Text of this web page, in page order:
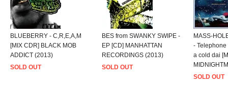
BLUEBERRY - C,R,E,A,M
[MIX CDR] BLACK MOB
ADDICT (2013)
SOLD OUT
BES from SWANKY SWIPE -
EP [CD] MANHATTAN
RECORDINGS (2013)
SOLD OUT
MASS-
-
a cold dai
SOLD OUT